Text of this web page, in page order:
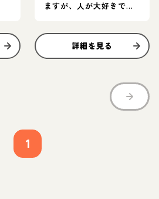
ますが、人が大好きで甘
詳細を見る
1